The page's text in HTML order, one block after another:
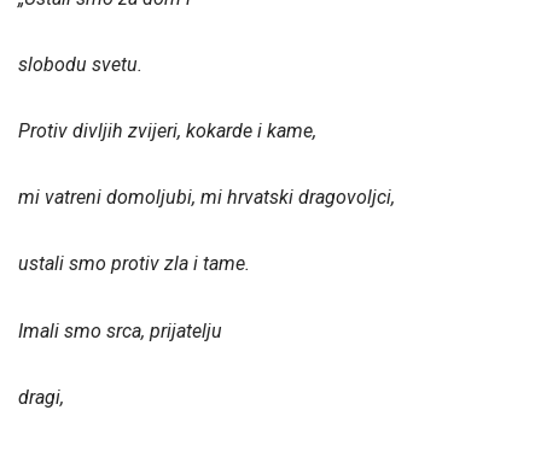
slobodu svetu.
Protiv divljih zvijeri, kokarde i kame,
mi vatreni domoljubi, mi hrvatski dragovoljci,
ustali smo protiv zla i tame.
Imali smo srca, prijatelju
dragi,